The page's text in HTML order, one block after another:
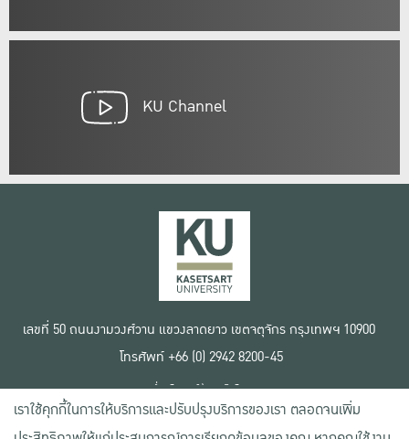
KU Channel
เลขที่ 50 ถนนงามวงศ์วาน แขวงลาดยาว เขตจตุจักร กรุงเทพฯ 10900
โทรศัพท์ +66 (0) 2942 8200-45
เงื่อนไขการใช้งานเว็บไซต์
ข้อตกลงด้านสิทธิ์ใช้งาน
นโยบายความเป็นส่วนตัว
เราใช้คุกกี้ในการให้บริการและปรับปรุงบริการของเรา ตลอดจนเพิ่ม